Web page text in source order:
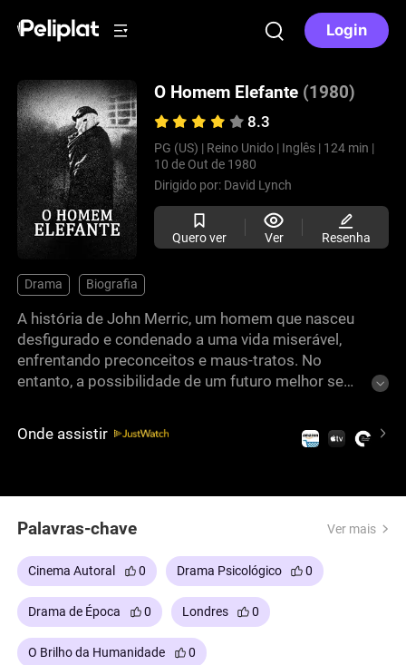
Login
O Homem Elefante (1980)
8.3
PG (US) | Reino Unido | Inglês | 124 min |
10 de Out de 1980
Dirigido por: David Lynch
Quero ver Ver Resenha
Drama Biografia
A história de John Merric, um homem que nasceu
desfigurado e condenado a uma vida miserável,
enfrentando preconceitos e maus-tratos. No
entanto, a possibilidade de um futuro melhor se
filme extraordinário sobre aceitação na sociedade
e o que significa ser humano, uma história
Onde assistir
Palavras-chave Ver mais
Cinema Autoral 0 Drama Psicológico 0
Drama de Época 0 Londres 0
O Brilho da Humanidade 0